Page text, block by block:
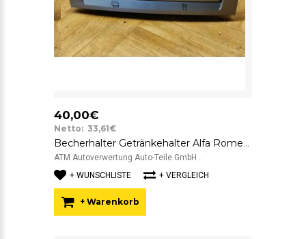
40,00€
Netto: 33,61€
Becherhalter Getränkehalter Alfa Romeo 147 7352990590 Sidler
ATM Autoverwertung Auto-Teile GmbH ..
+ WUNSCHLISTE
+ VERGLEICH
+ Warenkorb